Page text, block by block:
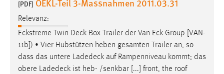
[PDF] OEKL-Teil 3-Massnahmen 2011.03.31
Relevanz:
Eckstreme Twin Deck Box Trailer der Van Eck Group [VAN-
11b]) • Vier Hubstützen heben gesamten Trailer an, so
dass das untere Ladedeck auf Rampenniveau kommt; das
obere Ladedeck ist heb- /senkbar [...] front, the roof